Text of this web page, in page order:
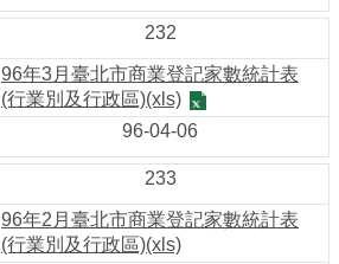
232
96年3月臺北市商業登記家數統計表
(行業別及行政區)(xls)
96-04-06
233
96年2月臺北市商業登記家數統計表
(行業別及行政區)(xls)